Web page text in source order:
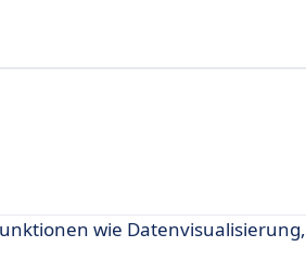
wie Datenvisualisierung,